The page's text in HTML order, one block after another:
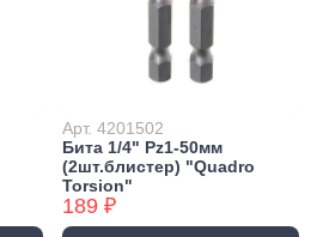
за бельем
для дома
Арт. 4201502
Бита 1/4" Pz1-50мм
(2шт.блистер) "Quadro
Torsion"
189 ₽